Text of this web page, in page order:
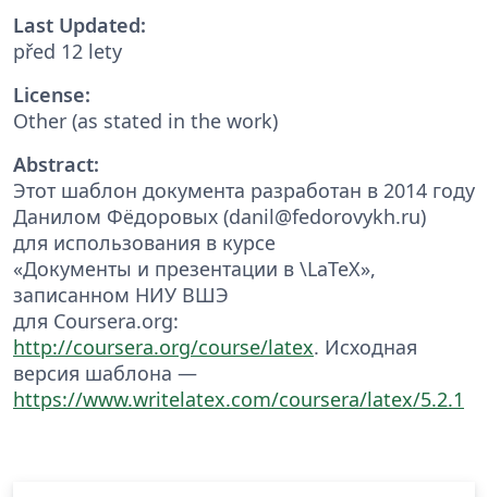
Last Updated:
před 12 lety
License:
Other (as stated in the work)
Abstract:
Этот шаблон документа разработан в 2014 году
Данилом Фёдоровых (danil@fedorovykh.ru)
для использования в курсе
«Документы и презентации в \LaTeX»,
записанном НИУ ВШЭ
для Coursera.org:
http://coursera.org/course/latex. Исходная
версия шаблона —
https://www.writelatex.com/coursera/latex/5.2.1